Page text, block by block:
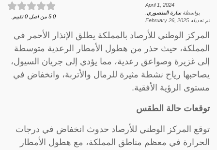
April 1, 2024
بواسطةسارة المنصوري
تم تعديله February 26, 2025
0
5 من اصل 0 تقييم.
المركز الوطني للأرصاد بالمملكة يطلق الإنذار الأحمر في
المملكة، حيث حذر من هطول الأمطار الرعدية متوسطة
إلى غزيرة وصواعق رعدية، مما يؤدي إلى جريان السيول،
يصاحبها رياح نشطة مثيرة للرمال والأتربة، وانخفاض في
مستوى الرؤية الأفقية.
توقعات حالة الطقس
توقع المركز الوطني للأرصاد حدوث انخفاض في درجات
الحرارة في معظم مناطق المملكة، مع هطول الأمطار